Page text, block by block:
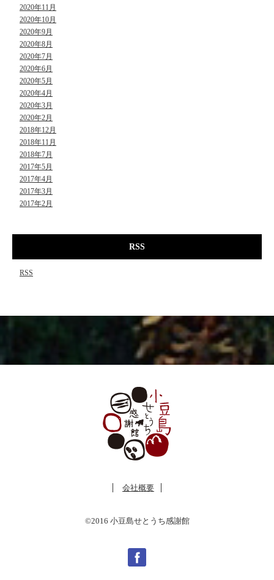
2020年11月
2020年10月
2020年9月
2020年8月
2020年7月
2020年6月
2020年5月
2020年4月
2020年3月
2020年2月
2018年12月
2018年11月
2018年7月
2017年5月
2017年4月
2017年3月
2017年2月
RSS
RSS
会社概要
©2016 小豆島せとうち感謝館